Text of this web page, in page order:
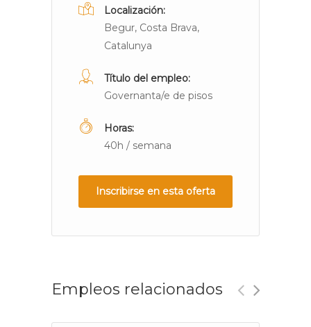
Localización:
Begur, Costa Brava,
Catalunya
Título del empleo:
Governanta/e de pisos
Horas:
40h / semana
Inscribirse en esta oferta
Empleos relacionados